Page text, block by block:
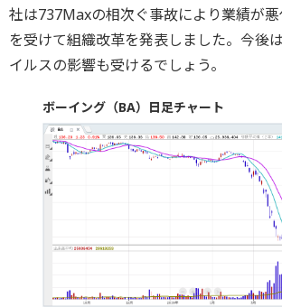
社は737Maxの相次ぐ事故により業績が
を受けて組織改革を発表しました。今後
イルスの影響も受けるでしょう。
ボーイング（BA）日足チャート